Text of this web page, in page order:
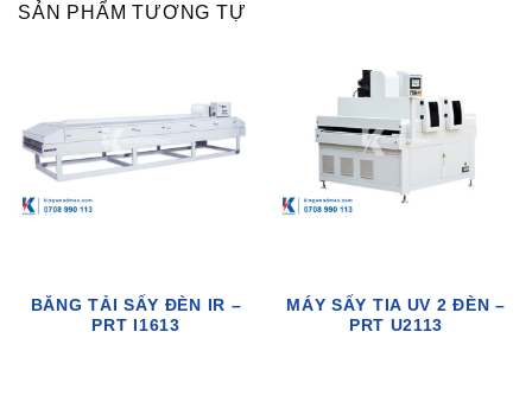
SẢN PHẨM TƯƠNG TỰ
BĂNG TẢI SẤY ĐÈN IR –
PRT I1613
MÁY SẤY TIA UV 2 ĐÈN –
PRT U2113